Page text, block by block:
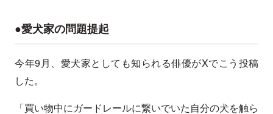
●愛犬家の問題提起
今年9月、愛犬家としても知られる俳優がXでこう投稿
した。
「買い物中にガードレールに繋いでいた自分の犬を触ら